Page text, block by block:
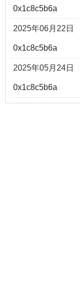
0x1c8c5b6a
2025年06月22日
0x1c8c5b6a
2025年05月24日
0x1c8c5b6a